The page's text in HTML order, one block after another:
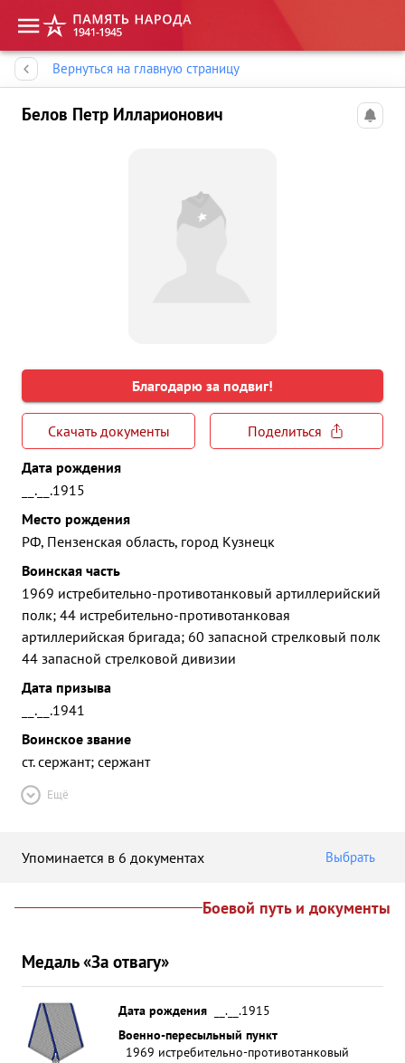
Вернуться на главную страницу
Белов Петр Илларионович
Благодарю за подвиг!
Скачать документы
Поделиться
Дата рождения
__.__.1915
Место рождения
РФ, Пензенская область, город Кузнецк
Воинская часть
1969 истребительно-противотанковый артиллерийский
полк; 44 истребительно-противотанковая
артиллерийская бригада; 60 запасной стрелковый полк
44 запасной стрелковой дивизии
Дата призыва
__.__.1941
Воинское звание
ст. сержант; сержант
Ещё
Упоминается в 6 документах Выбрать
Боевой путь и документы
Медаль «За отвагу»
Дата рождения
__.__.1915
Военно-пересыльный пункт
1969 истребительно-противотанковый
Память народа